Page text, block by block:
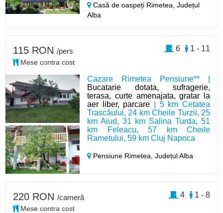
Casă de oaspeți Rimetea,Județul
Alba
Cazare Rimetea Pensiune** |
Bucatarie dotata, sufragerie,
terasa, curte amenajata, gratar la
aer liber, parcare | 5 km Cetatea
Trascăului, 24 km Cheile Turzii, 25
km Aiud, 31 km Salina Turda, 51
km Feleacu, 57 km Cheile
Rametului, 59 km Cluj Napoca
Pensiune Rimetea,Județul Alba
115 RON /pers
Mese contra cost
1 - 11
6
220 RON /cameră
Mese contra cost
1 - 8
4